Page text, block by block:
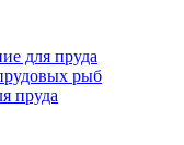
для пруда
рыб
пруда